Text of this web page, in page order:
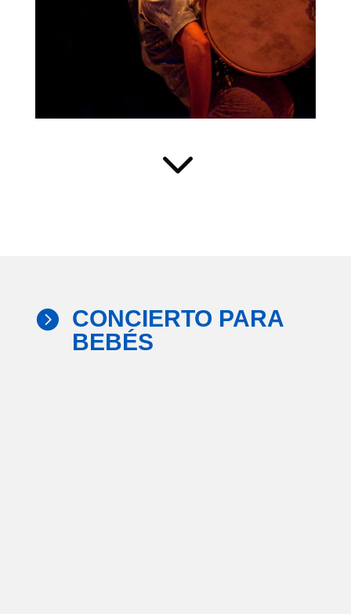
3

CONCIERTO PARA
BEBÉS